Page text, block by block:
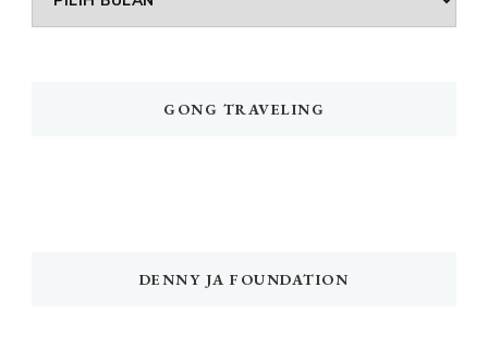
GONG TRAVELING
DENNY JA FOUNDATION